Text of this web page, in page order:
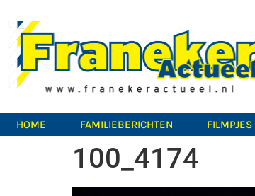
HOME FAMILIEBERICHTEN FILMPJES
100_4174